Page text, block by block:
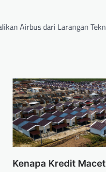
Airbus dari Larangan
Kenapa Kredit